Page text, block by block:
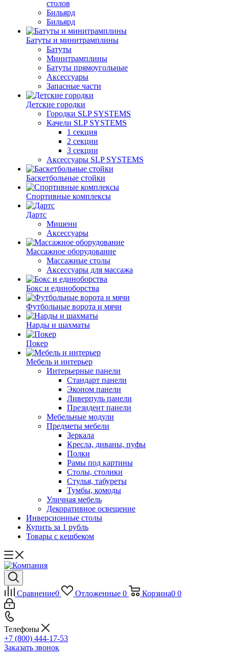
столов
Бильяpд
Бильяpд
Батуты и минитрамплины
Батуты
Минитрамплины
Батуты прямоугольные
Аксессуары
Запасные части
Детские городки
Городки SLP SYSTEMS
Качели SLP SYSTEMS
1 секция
2 секции
3 секции
Аксессуары SLP SYSTEMS
Баскетбольные стойки
Спортивные комплексы
Дартс
Мишени
Аксессуары
Массажное оборудование
Массажные столы
Аксессуары для массажа
Бокс и единоборства
Футбольные ворота и мячи
Нарды и шахматы
Покер
Мебель и интерьер
Интерьерные панели
Стандарт панели
Эконом панели
Ливерпуль панели
Президент панели
Мебельные модули
Предметы мебели
Зеркала
Кресла, диваны, пуфы
Полки
Рамы под картины
Столы, столики
Стулья, табуреты
Тумбы, комоды
Уличная мебель
Декоративное освещение
Инверсионные столы
Купить за 1 рубль
Товары с кешбеком
Сравнение0 Отложенные 0 Корзина0 0
Телефоны
+7 (800) 444-17-53
Заказать звонок